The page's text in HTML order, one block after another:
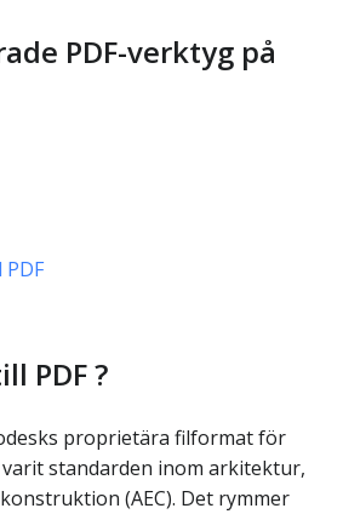
PDF-verktyg på
PDF ?
proprietära filformat för
standarden inom arkitektur,
(AEC). Det rymmer